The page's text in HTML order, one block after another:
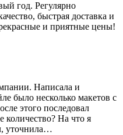
год. Регулярно
быстрая доставка и
и приятные цены!
Написала и
было несколько макетов с
этого последовал
количество? На что я
уточнила…